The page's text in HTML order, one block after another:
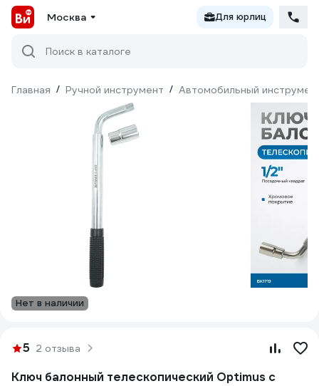
Москва Для юрлиц
Поиск в каталоге
Главная / Ручной инструмент / Автомобильный
Нет в наличии
5 2 отзыва
Ключ балонный телескопический Optimus с